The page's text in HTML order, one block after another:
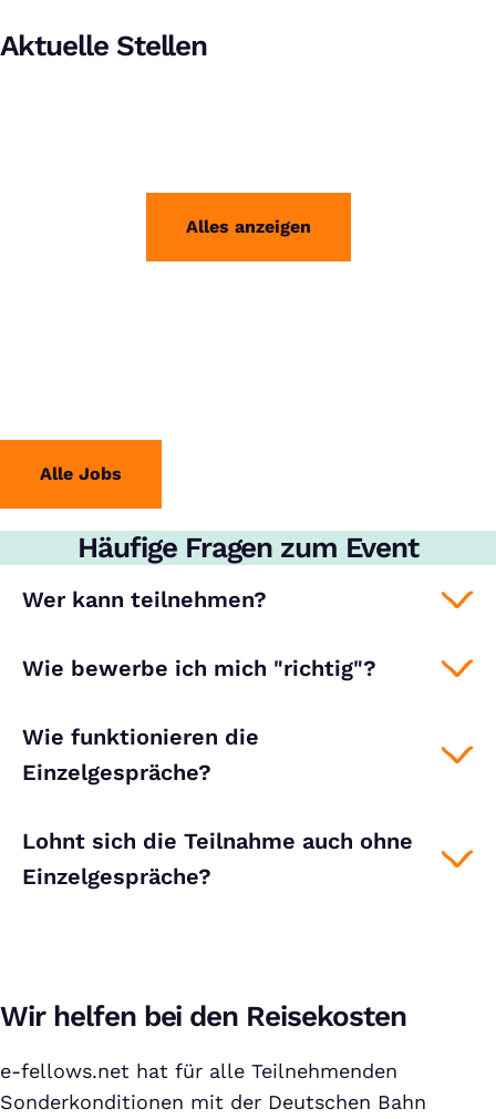
Alles anzeigen
Aktuelle Stellen
Alle Jobs
Häufige Fragen zum Event
Wer kann teilnehmen?
Wie bewerbe ich mich "richtig"?
Wie funktionieren die
Einzelgespräche?
Lohnt sich die Teilnahme auch ohne
Einzelgespräche?
Wir helfen bei den Reisekosten
e-fellows.net hat für alle Teilnehmenden
Sonderkonditionen mit der Deutschen Bahn